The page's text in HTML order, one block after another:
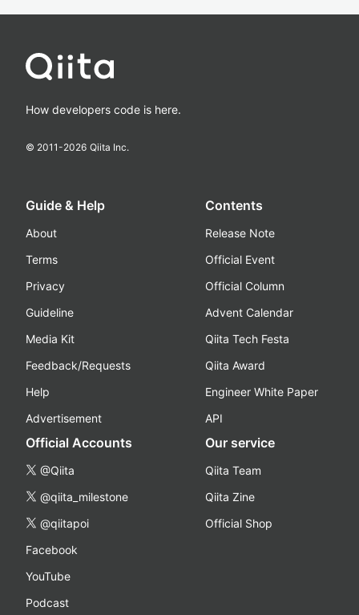
How developers code is here.
© 2011-2026 Qiita Inc.
Guide & Help
About
Terms
Privacy
Guideline
Media Kit
Feedback/Requests
Help
Advertisement
Contents
Release Note
Official Event
Official Column
Advent Calendar
Qiita Tech Festa
Qiita Award
Engineer White Paper
API
Official Accounts
@Qiita
@qiita_milestone
@qiitapoi
Facebook
YouTube
Podcast
Our service
Qiita Team
Qiita Zine
Official Shop